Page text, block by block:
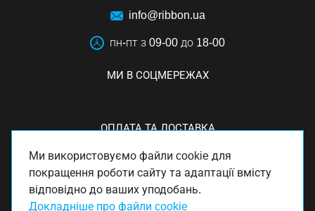
info@ribbon.ua
пн-пт з 09-00 до 18-00
МИ В СОЦМЕРЕЖАХ
ОПЛАТА ТА ДОСТАВКА
Ми використовуємо файли cookie для
покращення роботи сайту та адаптації вмісту
відповідно до ваших уподобань.
Докладніше про файли cookie